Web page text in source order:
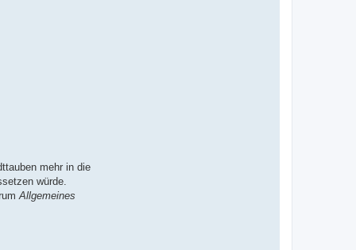
mehr in die
würde.
Allgemeines